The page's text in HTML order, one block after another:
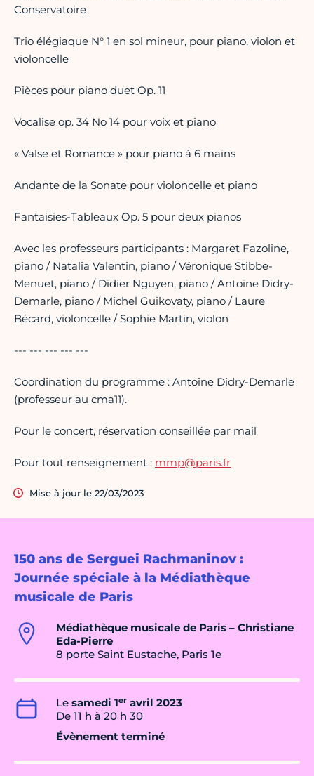
150 ans de Serguei Rachmaninov :
Journée spéciale à la Médiathèque
musicale de Paris
Médiathèque musicale de Paris – Christiane
Eda-Pierre
8 porte Saint Eustache, Paris 1e
Le samedi 1er avril 2023
De 11 h à 20 h 30
Évènement terminé
Conservatoire
Trio élégiaque N° 1 en sol mineur, pour piano, violon et
violoncelle
Pièces pour piano duet Op. 11
Vocalise op. 34 No 14 pour voix et piano
« Valse et Romance » pour piano à 6 mains
Andante de la Sonate pour violoncelle et piano
Fantaisies-Tableaux Op. 5 pour deux pianos
Avec les professeurs participants : Margaret Fazoline,
piano / Natalia Valentin, piano / Véronique Stibbe-
Menuet, piano / Didier Nguyen, piano / Antoine Didry-
Demarle, piano / Michel Guikovaty, piano / Laure
Bécard, violoncelle / Sophie Martin, violon
--- --- --- --- ---
Coordination du programme : Antoine Didry-Demarle
(professeur au cma11).
Pour le concert, réservation conseillée par mail
Pour tout renseignement : mmp@paris.fr
Mise à jour le 22/03/2023